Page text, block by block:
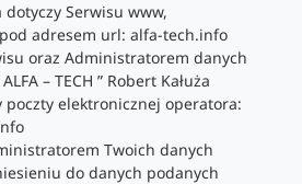
Serwisu www,
adresem url: alfa-tech.info
oraz Administratorem danych
– TECH ” Robert Kałuża
poczty elektronicznej operatora:
Twoich danych
do danych podanych